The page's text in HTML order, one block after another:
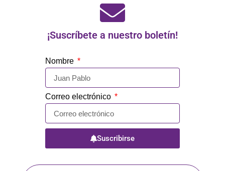
¡Suscríbete a nuestro boletín!
Nombre
Correo electrónico
Suscribirse